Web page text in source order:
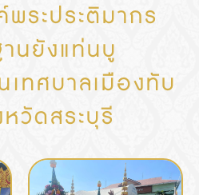
ระประติมากร
นยังแท่นบู
ทศบาลเมืองทับ
วัดสระบุรี